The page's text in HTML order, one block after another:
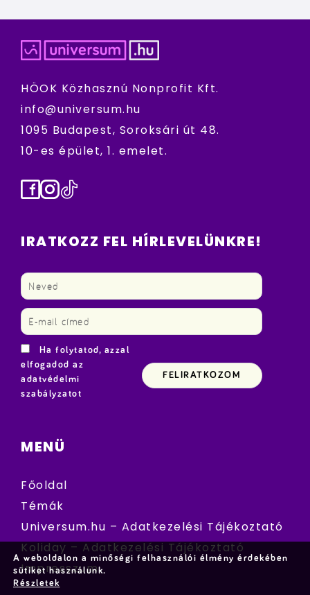
HÖOK Közhasznú Nonprofit Kft.
info@universum.hu
1095 Budapest, Soroksári út 48.
10-es épület, 1. emelet.
Facebook
Instagram
TikTok
IRATKOZZ FEL HÍRLEVELÜNKRE!
Ha folytatod, azzal
elfogadod az
adatvédelmi
szabályzatot
MENÜ
Főoldal
Témák
Universum.hu – Adatkezelési Tájékoztató
Koliday – Adatkezelési Tájékoztató
Impresszum
A weboldalon a minőségi felhasználói élmény érdekében
sütiket használunk.
Részletek